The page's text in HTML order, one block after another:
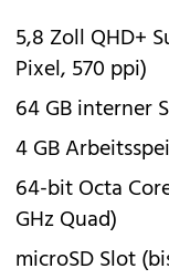
5,8 Zoll QHD+
Pixel, 570 ppi)
64 GB interner
4 GB
64-bit Octa
GHz Quad)
microSD Slot